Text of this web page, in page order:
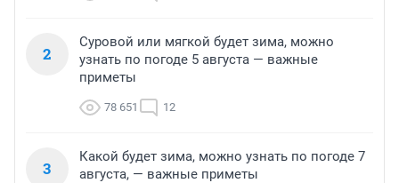
2
Суровой или мягкой будет зима, можно
узнать по погоде 5 августа — важные
приметы
78 651 12
3
Какой будет зима, можно узнать по погоде 7
августа, — важные приметы